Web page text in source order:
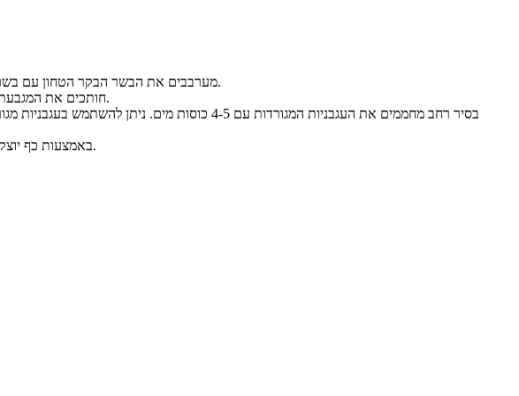
מערבבים את הבשר הבקר הטחון עם בשר ההודו הטחון, הבצל הקצוץ, הפטרוזיליה הקצוצה והדלעת המגורדת. מוסיפים את התבלינים והבורגול, ומערבבים היטב.
חותכים את המגבעת של הפלפלים השטופים, מוציאים את הגרעינים וממלאים את הפלפלים בתערובת (המילוי צריך להיות בגובה 3/4 פלפל).
באמצעות כף יוצקים מעט מהרוטב החם לתוך הפלפלים (ממלאים את ה- 1/4 שנותר), ומבשלים על להבה בינונית עם מכסה למשך כשעה.